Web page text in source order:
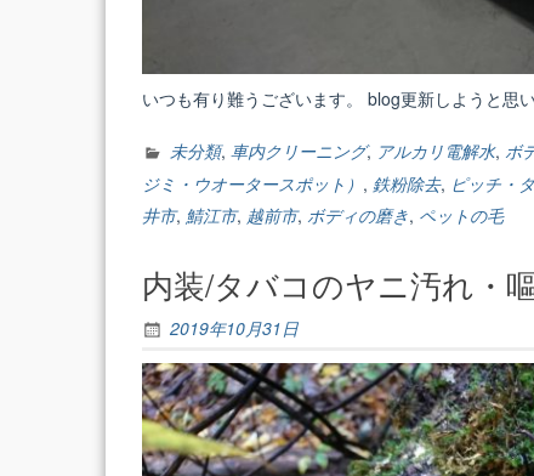
いつも有り難うございます。 blog更新しようと
未分類, 車内クリーニング, アルカリ電解水, ボ
ジミ・ウオータースポット） , 鉄粉除去, ピッチ・
井市, 鯖江市, 越前市, ボディの磨き, ペットの毛
内装/タバコのヤニ汚れ・
2019年10月31日